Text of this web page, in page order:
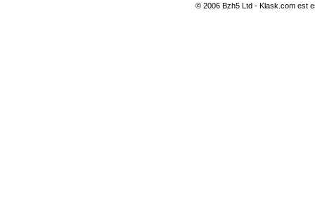
© 2006 Bzh5 Ltd - Klask.com est